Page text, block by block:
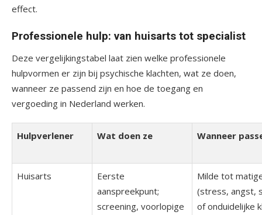
effect.
Professionele hulp: van huisarts tot specialist
Deze vergelijkingstabel laat zien welke professionele
hulpvormen er zijn bij psychische klachten, wat ze doen,
wanneer ze passend zijn en hoe de toegang en
vergoeding in Nederland werken.
Hulpverlener Wat doen ze Wanneer
Huisarts
Eerste
aanspreekpunt;
screening, voorlopige
Milde tot
(stress, angst,
of onduidelijke